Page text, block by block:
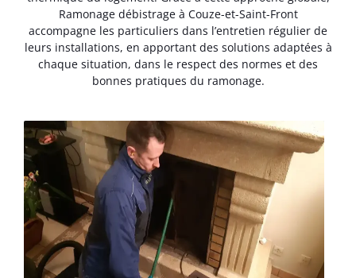
Ramonage débistrage à Couze-et-Saint-Front
accompagne les particuliers dans l’entretien régulier de
leurs installations, en apportant des solutions adaptées à
chaque situation, dans le respect des normes et des
bonnes pratiques du ramonage.